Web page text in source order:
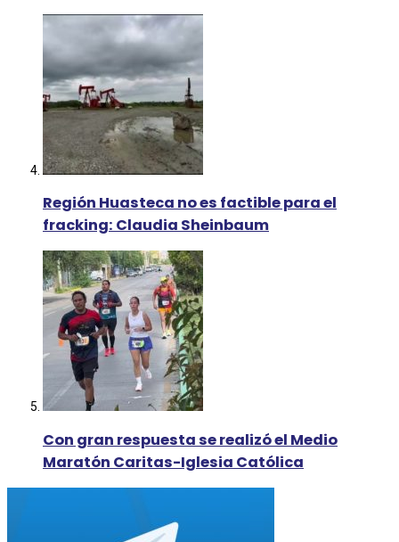
Región Huasteca no es factible para el
fracking: Claudia Sheinbaum
Con gran respuesta se realizó el Medio
Maratón Caritas-Iglesia Católica